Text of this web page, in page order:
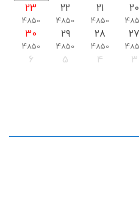
20
21
4850
22
4850
23
4850
27
28
4850
29
4850
30
4850
3
4
5
6